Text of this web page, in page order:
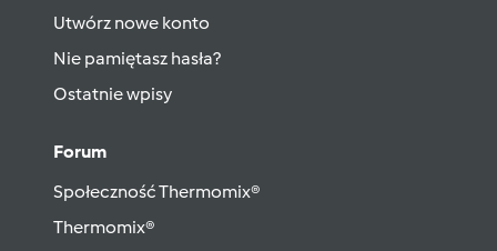
Utwórz nowe konto
Nie pamiętasz hasła?
Ostatnie wpisy
Forum
Społeczność Thermomix®
Thermomix®